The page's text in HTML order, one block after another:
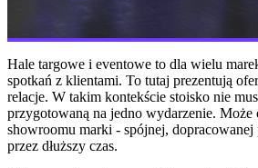
Hale targowe i eventowe to dla wielu
spotkań z klientami. To tutaj prezentują
relacje. W takim kontekście stoisko nie
przygotowaną na jedno wydarzenie. Może
showroomu marki - spójnej, dopracowanej
przez dłuższy czas.